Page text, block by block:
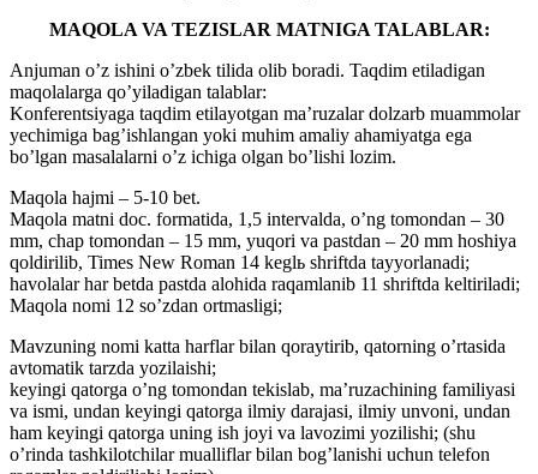
MAQOLA VA TEZISLAR MATNIGA TALABLAR:
Anjuman o’z ishini o’zbek tilida olib boradi. Taqdim etiladigan
maqolalarga qo’yiladigan talablar:
Konferentsiyaga taqdim etilayotgan ma’ruzalar dolzarb muammolar
yechimiga bag’ishlangan yoki muhim amaliy ahamiyatga ega
bo’lgan masalalarni o’z ichiga olgan bo’lishi lozim.
Maqola hajmi – 5-10 bet.
Maqola matni doc. formatida, 1,5 intervalda, o’ng tomondan – 30
mm, chap tomondan – 15 mm, yuqori va pastdan – 20 mm hoshiya
qoldirilib, Times New Roman 14 keglь shriftda tayyorlanadi;
havolalar har betda pastda alohida raqamlanib 11 shriftda keltiriladi;
Maqola nomi 12 so’zdan ortmasligi;
Mavzuning nomi katta harflar bilan qoraytirib, qatorning o’rtasida
avtomatik tarzda yozilaishi;
keyingi qatorga o’ng tomondan tekislab, ma’ruzachining familiyasi
va ismi, undan keyingi qatorga ilmiy darajasi, ilmiy unvoni, undan
ham keyingi qatorga uning ish joyi va lavozimi yozilishi; (shu
o’rinda tashkilotchilar mualliflar bilan bog’lanishi uchun telefon